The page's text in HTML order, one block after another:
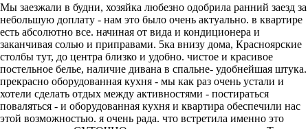
Мы заезжали в будни, хозяйка любезно одобрила ранний заезд за
небольшую доплату - нам это было очень актуально. в квартире
есть абсолютно все. начиная от вида и кондиционера и
заканчивая солью и приправами. 5ка внизу дома, Красноярские
столбы тут, до центра близко и удобно. чистое и красивое
постельное белье, наличие дивана в спальне- удобнейшая штука.
прекрасно оборудованная кухня - мы как раз очень устали и
хотели сделать отдых между активностями - постираться
поваляться - и оборудованная кухня и квартира обеспечили нас
этой возможностью. я очень рада. что встретила именно это